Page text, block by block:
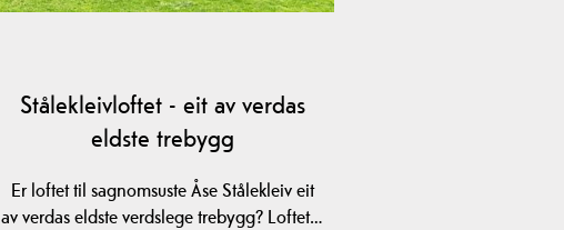
Stålekleivloftet - eit av verdas
eldste trebygg
Er loftet til sagnomsuste Åse Stålekleiv eit
av verdas eldste verdslege trebygg? Loftet…